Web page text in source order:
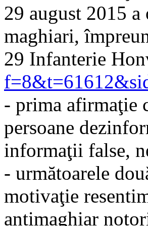
29 august 2015
maghiari,
29 Infanterie
- prima afirmaţie
persoane
informaţii false,
- următoarele
motivaţie
antimaghiar